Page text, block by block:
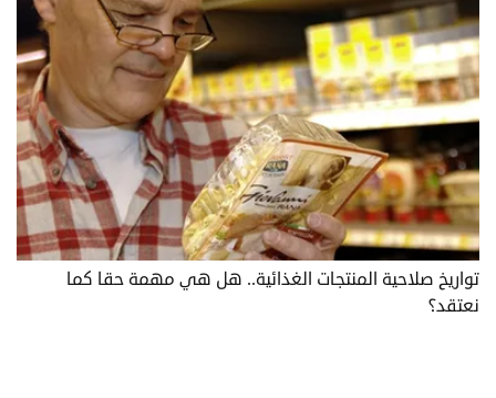
تواريخ صلاحية المنتجات الغذائية.. هل هي مهمة حقا كما
نعتقد؟